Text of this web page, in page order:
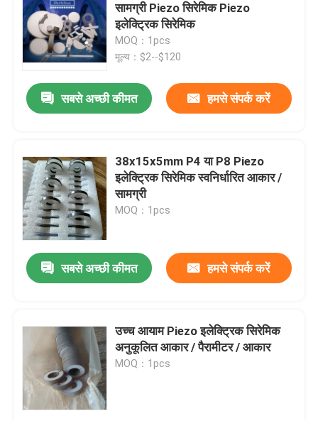
सामग्री Piezo सिरेमिक Piezo
इलेक्ट्रिक सिरेमिक
MOQ：1pcs
मूल्य：$2--$120
सबसे अच्छी कीमत हमसे संपर्क करें
38x15x5mm P4 या P8 Piezo
इलेक्ट्रिक सिरेमिक स्वनिर्धारित आकार /
सामग्री
MOQ：1pcs
सबसे अच्छी कीमत हमसे संपर्क करें
उच्च आयाम Piezo इलेक्ट्रिक सिरेमिक
अनुकूलित आकार / पैरामीटर / आकार
MOQ：1pcs